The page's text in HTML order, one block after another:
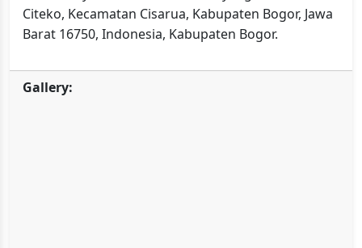
Citeko, Kecamatan Cisarua, Kabupaten Bogor, Jawa
Barat 16750, Indonesia, Kabupaten Bogor.
Gallery: